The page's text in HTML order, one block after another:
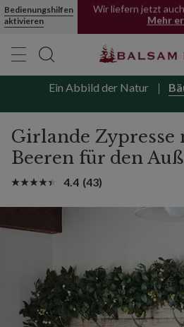
Bedienungshilfen
aktivieren
Wir liefern jetzt
Mehr
Ein Abbild der Natur
Girlande Zypresse
Beeren für den
4.4 (43)